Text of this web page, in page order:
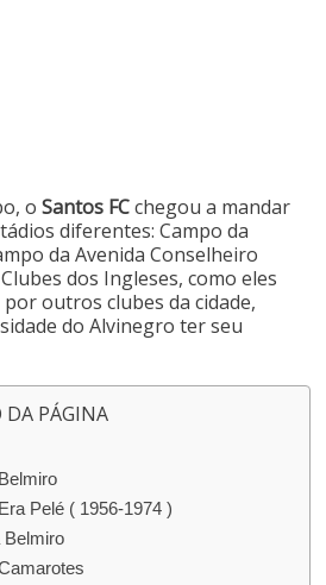
oSantos FCchegou a mandar
diferentes: Campo da
da Avenida Conselheiro
dos Ingleses, como eles
outros clubes da cidade,
do Alvinegro ter seu
PÁGINA
Pelé ( 1956-1974 )
Belmiro